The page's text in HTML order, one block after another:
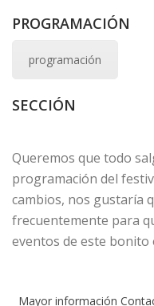
PROGRAMACIÓN
programación
SECCIÓN
Queremos que todo
programación del
cambios, nos gustaría
frecuentemente para
eventos de este bonito
Mayor información